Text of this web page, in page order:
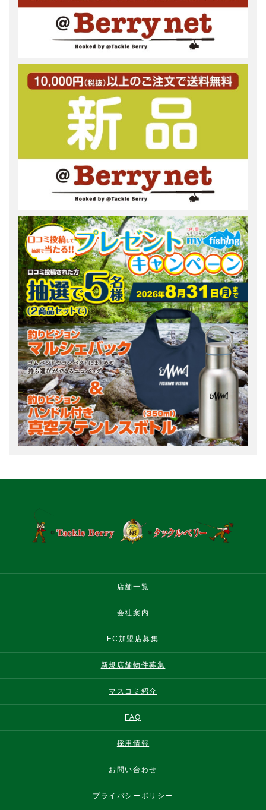
店舗一覧
会社案内
FC加盟店募集
新規店舗物件募集
マスコミ紹介
FAQ
採用情報
お問い合わせ
プライバシーポリシー